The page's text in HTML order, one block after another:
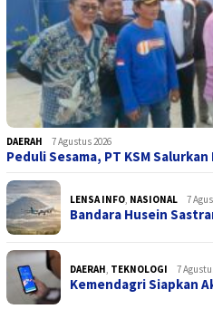
DAERAH 7 Agustus 2026
Peduli Sesama, PT KSM
LENSA INFO NASIONAL 7
Bandara Husein
DAERAH TEKNOLOGI 7
Kemendagri Siapkan